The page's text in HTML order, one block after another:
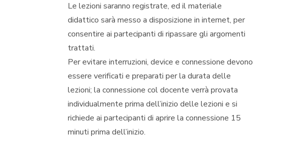
Le lezioni saranno registrate, ed il materiale
didattico sarà messo a disposizione in internet, per
consentire ai partecipanti di ripassare gli argomenti
trattati.
Per evitare interruzioni, device e connessione devono
essere verificati e preparati per la durata delle
lezioni; la connessione col docente verrà provata
individualmente prima dell’inizio delle lezioni e si
richiede ai partecipanti di aprire la connessione 15
minuti prima dell’inizio.